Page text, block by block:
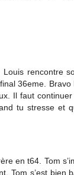
rencontre
36eme. Bravo
Il faut
tu stresse et
en t64. Tom
Tom s’est bien